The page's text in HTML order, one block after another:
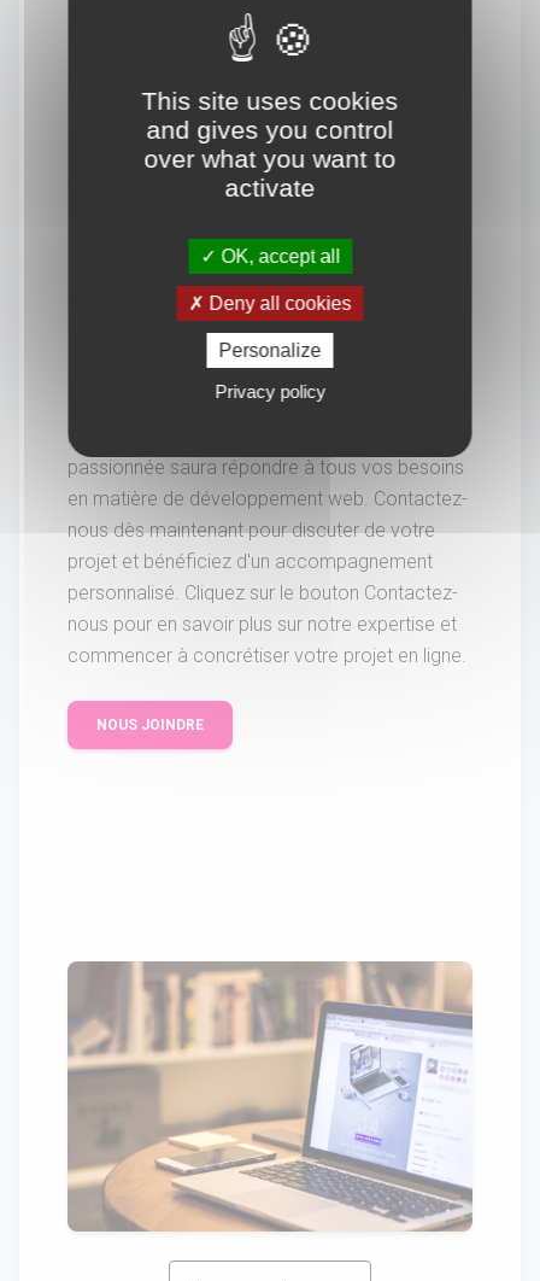
Vous souhaitez en savoir
davantage.
Vous êtes à la recherche d'une agence web
spécialisée en Drupal pour la création de votre
site web sur-mesure ? Ne cherchez plus !
Picasseo est l'agence qu'il vous faut. Basée à
Rennes, notre équipe compétente et
passionnée saura répondre à tous vos besoins
en matière de développement web. Contactez-
nous dès maintenant pour discuter de votre
projet et bénéficiez d'un accompagnement
personnalisé. Cliquez sur le bouton Contactez-
nous pour en savoir plus sur notre expertise et
commencer à concrétiser votre projet en ligne.
NOUS JOINDRE
This site uses cookies
and gives you control
over what you want to
activate
OK, accept all
Deny all cookies
Personalize
Privacy policy